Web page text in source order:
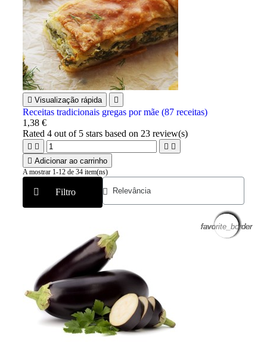
 Visualização rápida 
Receitas tradicionais gregas por mãe (87 receitas)
1,38 €
Rated4 out of 5 stars based on 23 review(s)
   
 Adicionar ao carrinho
Filtro
A mostrar 1-12 de 34 item(ns)
favorite_border
favorite_border
favorite_border
favorite_border
favorite_border
favorite_border
favorite_border
favorite_border
favorite_border
favorite_border
favorite_border
favorite_border